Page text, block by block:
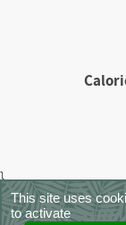
}
MenuNature -
This site uses
to activate